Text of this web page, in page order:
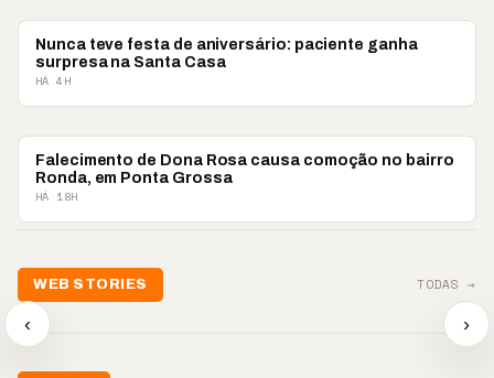
PONTA GROSSA
Nunca teve festa de aniversário: paciente ganha
surpresa na Santa Casa
HÁ 4H
PONTA GROSSA
Falecimento de Dona Rosa causa comoção no bairro
Ronda, em Ponta Grossa
HÁ 18H
WEB STORIES TODAS →
‹
📢💜 Agosto Lilás
reforça combate à
violência contra a
mulher
📢 Noite
chega
oração
›